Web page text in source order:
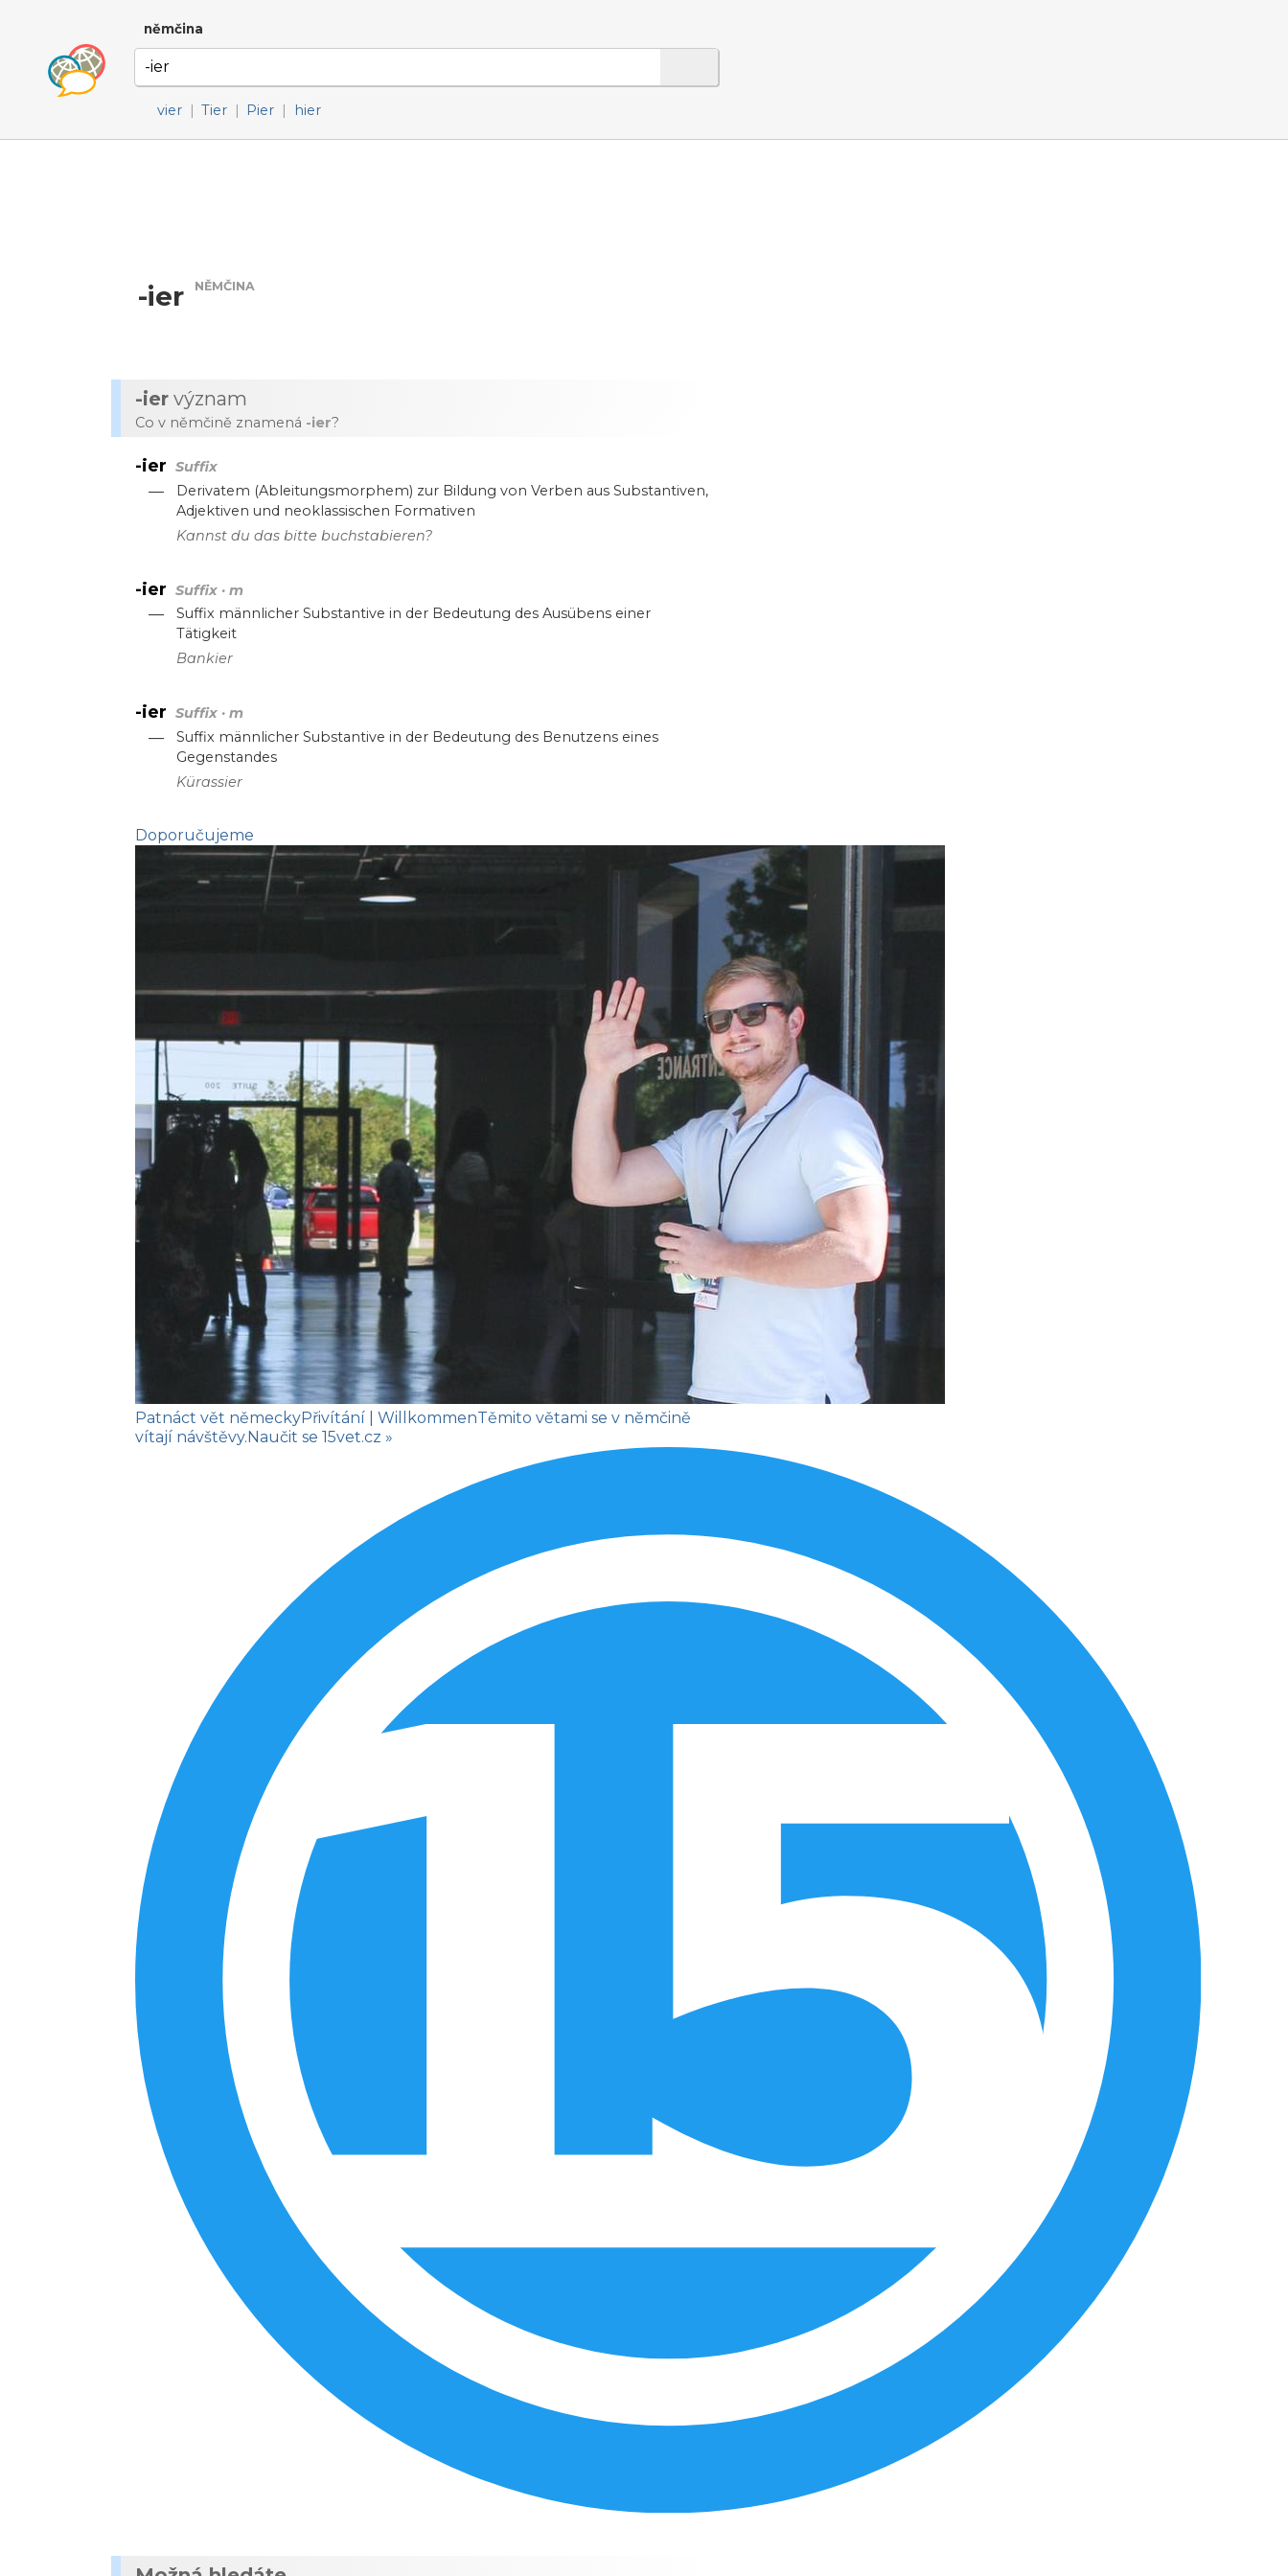
němčina
vier | Tier | Pier | hier
-ier NĚMČINA
-ier význam
Co v němčině znamená -ier?
-ier Suffix
—
Derivatem (Ableitungsmorphem) zur Bildung von Verben aus Substantiven,
Adjektiven und neoklassischen Formativen
Kannst du das bitte buchstabieren?
-ier Suffix · m
—
Suffix männlicher Substantive in der Bedeutung des Ausübens einer
Tätigkeit
Bankier
-ier Suffix · m
—
Suffix männlicher Substantive in der Bedeutung des Benutzens eines
Gegenstandes
Kürassier
Doporučujeme
Patnáct vět německyPřivítání | WillkommenTěmito větami se v němčině
vítají návštěvy.Naučit se 15vet.cz »